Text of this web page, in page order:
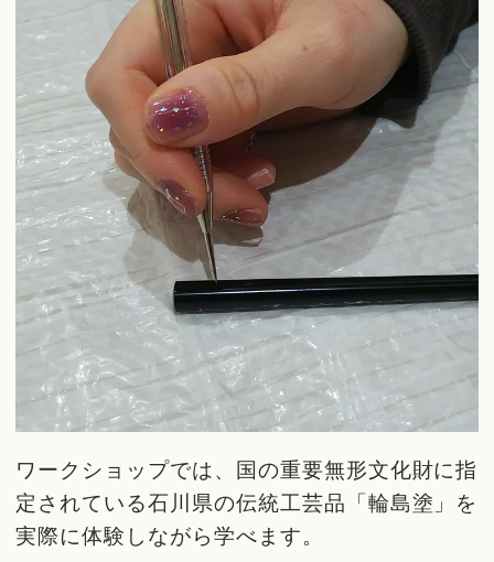
ワークショップでは、国の重要無形文化財に指
定されている石川県の伝統工芸品「輪島塗」を
実際に体験しながら学べます。